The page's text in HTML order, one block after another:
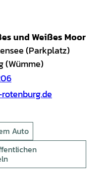
und Weißes Moor
(Parkplatz)
(Wümme)
Auto